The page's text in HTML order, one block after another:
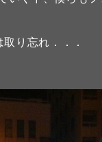
り忘れ．．．